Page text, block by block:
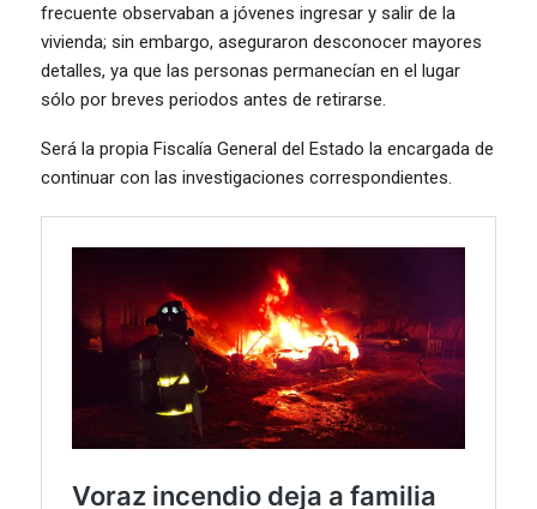
frecuente observaban a jóvenes ingresar y salir de la
vivienda; sin embargo, aseguraron desconocer mayores
detalles, ya que las personas permanecían en el lugar
sólo por breves periodos antes de retirarse.
Será la propia Fiscalía General del Estado la encargada de
continuar con las investigaciones correspondientes.